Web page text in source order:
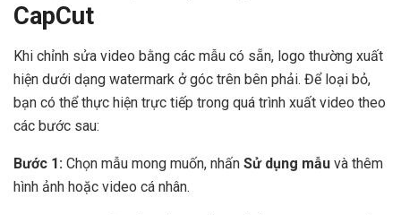
CapCut
Khi chỉnh sửa video bằng các mẫu có sẵn, logo thường xuất
hiện dưới dạng watermark ở góc trên bên phải. Để loại bỏ,
bạn có thể thực hiện trực tiếp trong quá trình xuất video theo
các bước sau:
Bước 1: Chọn mẫu mong muốn, nhấn Sử dụng mẫu và thêm
hình ảnh hoặc video cá nhân.